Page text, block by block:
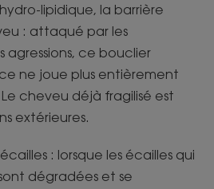
lipidique, la barrière
: attaqué par les
ce bouclier
ne joue plus entièrement
cheveu déjà fragilisé est
extérieures.
: lorsque les écailles qui
dégradées et se